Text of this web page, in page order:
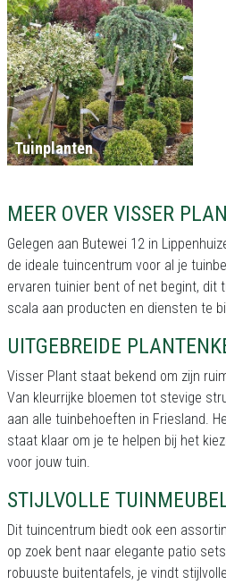
Tuinplanten
MEER OVER VISSER
Gelegen aan Butewei 12 in
de ideale tuincentrum voor al je
ervaren tuinier bent of net begint, dit
scala aan producten en diensten te
UITGEBREIDE
Visser Plant staat bekend om zijn
Van kleurrijke bloemen tot stevige
aan alle tuinbehoeften in Friesland.
staat klaar om je te helpen bij het
voor jouw tuin.
STIJLVOLLE
Dit tuincentrum biedt ook een
op zoek bent naar elegante patio
robuuste buitentafels, je vindt